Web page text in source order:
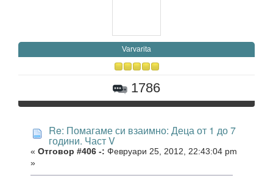
Varvarita
1786
Re: Помагаме си взаимно: Деца от 1 до 7
години. Част V
« Отговор #406 -: Февруари 25, 2012, 22:43:04 pm
»